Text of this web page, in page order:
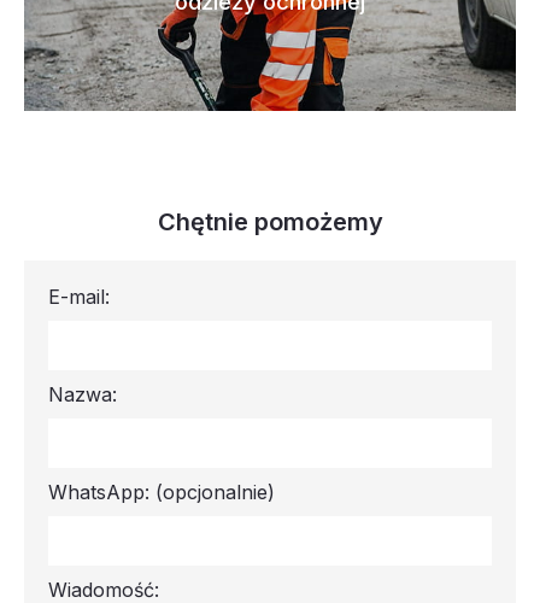
Chętnie pomożemy
E-mail:
Nazwa:
WhatsApp: (opcjonalnie)
Wiadomość: